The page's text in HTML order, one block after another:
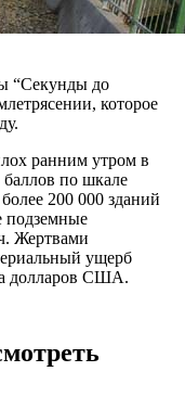
“Секунды до
которое
ранним утром в
баллов по шкале
200 000 зданий
подземные
Жертвами
ущерб
долларов США.